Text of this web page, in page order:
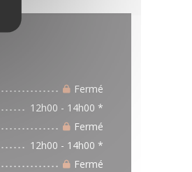
Fermé
12h00 - 14h00 *
Fermé
12h00 - 14h00 *
Fermé